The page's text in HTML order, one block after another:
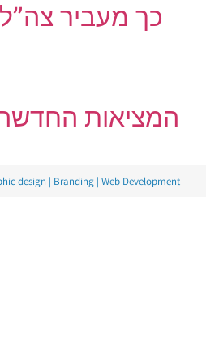
כך מעביר צה”ל
המציאות החדשה
design | Branding | Web Development